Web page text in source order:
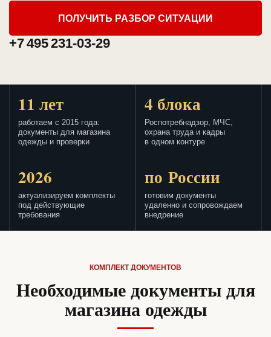
ПОЛУЧИТЬ РАЗБОР СИТУАЦИИ
+7 495 231-03-29
11 лет
работаем с 2015 года:
документы для магазина
одежды и проверки
4 блока
Роспотребнадзор, МЧС,
охрана труда и кадры
в одном контуре
2026
актуализируем комплекты
под действующие
требования
по России
готовим документы
удаленно и сопровождаем
внедрение
КОМПЛЕКТ ДОКУМЕНТОВ
Необходимые документы для
магазина одежды